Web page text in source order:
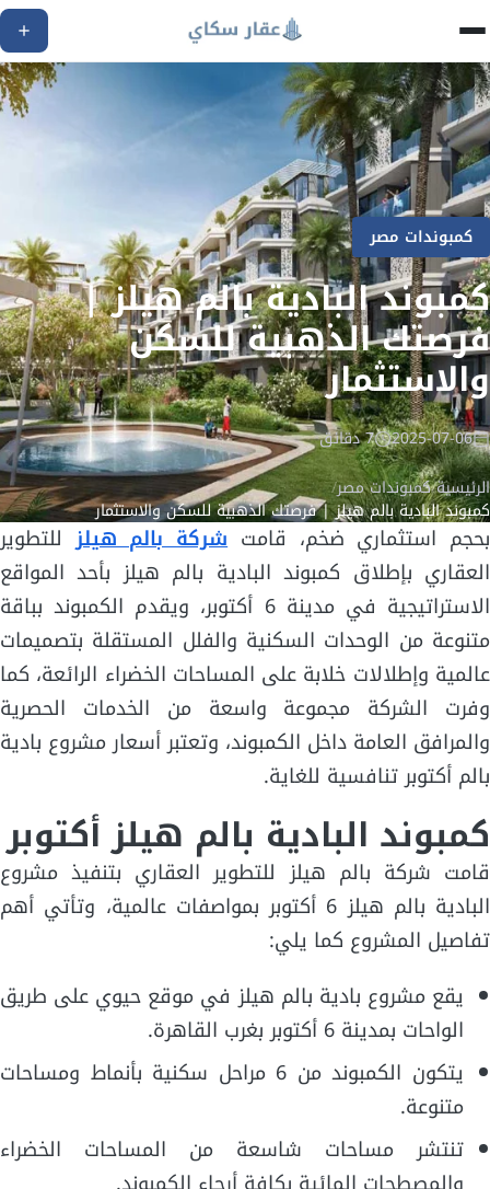
كمبوندات مصر
كمبوند البادية بالم هيلز |
فرصتك الذهبية للسكن
والاستثمار
2025-07-06 7 دقائق
الرئيسية/كمبوندات مصر/
كمبوند البادية بالم هيلز | فرصتك الذهبية للسكن والاستثمار
بحجم استثماري ضخم، قامتشركة بالم هيلزللتطوير
العقاري بإطلاق كمبوند البادية بالم هيلز بأحد المواقع
الاستراتيجية في مدينة 6 أكتوبر، ويقدم الكمبوند بباقة
متنوعة من الوحدات السكنية والفلل المستقلة بتصميمات
عالمية وإطلالات خلابة على المساحات الخضراء الرائعة، كما
وفرت الشركة مجموعة واسعة من الخدمات الحصرية
والمرافق العامة داخل الكمبوند، وتعتبر أسعار مشروع بادية
بالم أكتوبر تنافسية للغاية.
كمبوند البادية بالم هيلز أكتوبر
قامت شركة بالم هيلز للتطوير العقاري بتنفيذ مشروع
البادية بالم هيلز 6 أكتوبر بمواصفات عالمية، وتأتي أهم
تفاصيل المشروع كما يلي:
يقع مشروع بادية بالم هيلز في موقع حيوي على طريق
الواحات بمدينة 6 أكتوبر بغرب القاهرة.
يتكون الكمبوند من 6 مراحل سكنية بأنماط ومساحات
متنوعة.
تنتشر مساحات شاسعة من المساحات الخضراء